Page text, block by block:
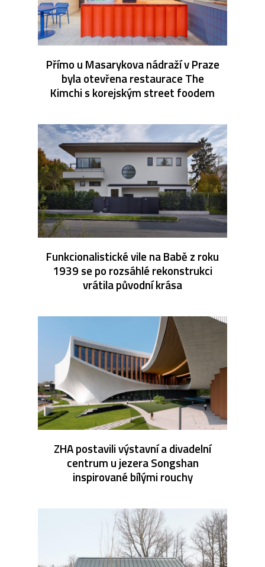
Přímo u Masarykova nádraží v Praze
byla otevřena restaurace The
Kimchi s korejským street foodem
Funkcionalistické vile na Babě z roku
1939 se po rozsáhlé rekonstrukci
vrátila původní krása
ZHA postavili výstavní a divadelní
centrum u jezera Songshan
inspirované bílými rouchy